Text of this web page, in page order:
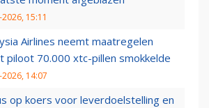
15:11
Airlines neemt maatregelen
piloot 70.000 xtc-pillen smokkelde
14:07
op koers voor leverdoelstelling en